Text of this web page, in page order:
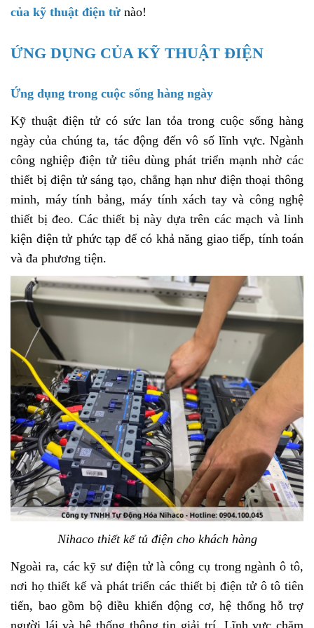
của kỹ thuật điện tử nào!
ỨNG DỤNG CỦA KỸ THUẬT ĐIỆN
Ứng dụng trong cuộc sống hàng ngày
Kỹ thuật điện tử có sức lan tỏa trong cuộc sống hàng
ngày của chúng ta, tác động đến vô số lĩnh vực. Ngành
công nghiệp điện tử tiêu dùng phát triển mạnh nhờ các
thiết bị điện tử sáng tạo, chẳng hạn như điện thoại thông
minh, máy tính bảng, máy tính xách tay và công nghệ
thiết bị đeo. Các thiết bị này dựa trên các mạch và linh
kiện điện tử phức tạp để có khả năng giao tiếp, tính toán
và đa phương tiện.
Nihaco thiết kế tủ điện cho khách hàng
Ngoài ra, các kỹ sư điện tử là công cụ trong ngành ô tô,
nơi họ thiết kế và phát triển các thiết bị điện tử ô tô tiên
tiến, bao gồm bộ điều khiển động cơ, hệ thống hỗ trợ